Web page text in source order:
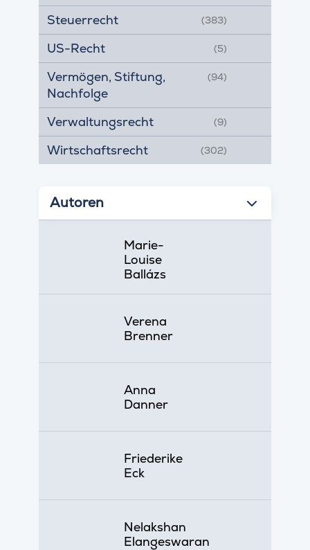
Steuerrecht (383)
US-Recht (5)
Vermögen, Stiftung,
Nachfolge
(94)
Verwaltungsrecht (9)
Wirtschaftsrecht (302)
Autoren
Marie-
Louise
Ballázs
Verena
Brenner
Anna
Danner
Friederike
Eck
Nelakshan
Elangeswaran